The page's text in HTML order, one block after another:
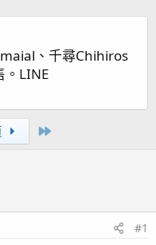
、千尋Chihiros
。LINE
#1